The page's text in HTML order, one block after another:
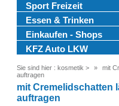
Sport Freizeit
Essen & Trinken
Einkaufen - Shops
KFZ Auto LKW
Sie sind hier : kosmetik >
mit
auftragen
mit Cremelidschatten
auftragen